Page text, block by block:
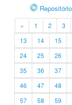
« 1 2 3
13
14 15
24
25 26
35
36 37
46
47 48
57
58 59